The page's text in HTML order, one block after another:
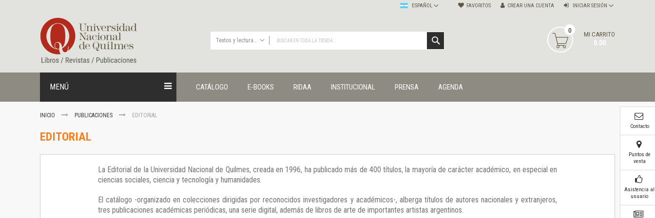
contenido
FAVORITOS INICIAR SESIÓN
CREAR UNA CUENTA
ESPAÑOL
Publicaciones
Editorial
Cuadernos universitarios
Derechos humanos
Ediciones especiales
Géneros
MI CARRITO
0.00
0
MENÚ CATÁLOGO E-BOOKS RIDAA INSTITUCIONAL PRENSA AGENDA
INICIO PUBLICACIONES EDITORIAL
EDITORIAL
La Editorial de la Universidad Nacional de Quilmes, creada en 1996, ha publicado más de 400 títulos, la mayoría de carácter académico, en especial en
ciencias sociales, ciencia y tecnología y humanidades.
El catálogo -organizado en colecciones dirigidas por reconocidos investigadores y académicos-, alberga títulos de autores nacionales y extranjeros,
tres publicaciones académicas periódicas, una serie digital, además de libros de arte de importantes artistas argentinos.
Contacto
Puntos de
venta
Asistencia al
usuario